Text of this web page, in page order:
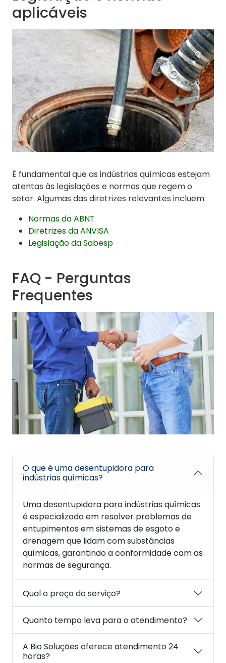
aplicáveis
É fundamental que as indústrias químicas estejam
atentas às legislações e normas que regem o
setor. Algumas das diretrizes relevantes incluem:
Normas da ABNT
Diretrizes da ANVISA
Legislação da Sabesp
FAQ - Perguntas
Frequentes
O que é uma desentupidora para
indústrias químicas?
Uma desentupidora para indústrias químicas
é especializada em resolver problemas de
entupimentos em sistemas de esgoto e
drenagem que lidam com substâncias
químicas, garantindo a conformidade com as
normas de segurança.
Qual o preço do serviço?
Quanto tempo leva para o atendimento?
A Bio Soluções oferece atendimento 24
horas?